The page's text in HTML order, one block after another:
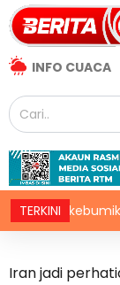
INFO CUACA
TERKINI
dikebumikan
Iran jadi